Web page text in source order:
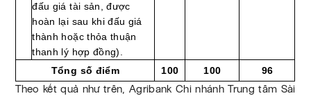
đấu giá tài sản, được
hoàn lại sau khi đấu giá
thành hoặc thỏa thuận
thanh lý hợp đồng).
Tổng số điểm 100 100 96
Theo kết quả như trên, Agribank Chi nhánh Trung tâm Sài